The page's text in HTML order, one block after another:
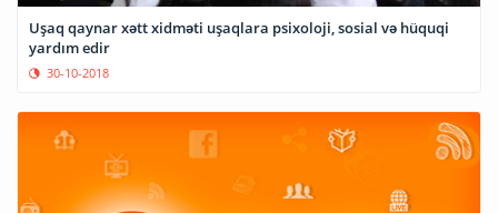
Uşaq qaynar xətt xidməti uşaqlara psixoloji, sosial və hüquqi
yardım edir
30-10-2018